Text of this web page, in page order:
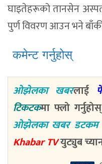
घाइतेहरूको तानसेन
पुर्ण विवरण आउन भने
कमेन्ट गर्नुहोस्
ओझेलका खबरलाई
टिकटकमा फ्लो
ओझेलका खबर डटकम
Khabar TVयुट्युब